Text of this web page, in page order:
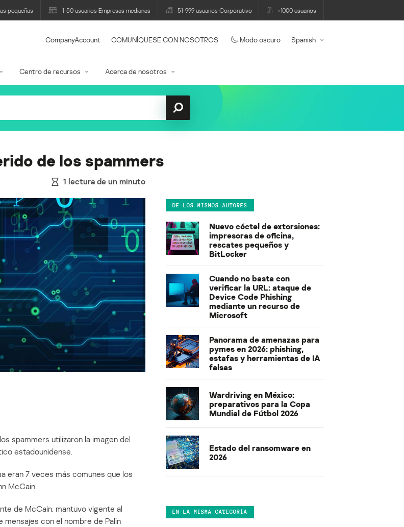
pequeñas 1-50 usuarios Empresas medianas 51-999 usuarios Corporativo +1000 usuarios
CompanyAccount COMUNÍQUESE CON NOSOTROS Modo oscuro Spanish
Centro de recursos Acerca de nosotros
de los spammers
1 lectura de un minuto
spammers utilizaron la imagen del
estadounidense.
eran 7 veces más comunes que los
McCain.
de McCain, mantuvo vigente al
con el nombre de Palin
DE LOS MISMOS AUTORES
Nuevo cóctel de extorsiones:
impresoras de oficina,
rescates pequeños y
BitLocker
Cuando no basta con
verificar la URL: ataque de
Device Code Phishing
mediante un recurso de
Microsoft
Panorama de amenazas para
pymes en 2026: phishing,
estafas y herramientas de IA
falsas
Wardriving en México:
preparativos para la Copa
Mundial de Fútbol 2026
Estado del ransomware en
2026
EN LA MISMA CATEGORÍA